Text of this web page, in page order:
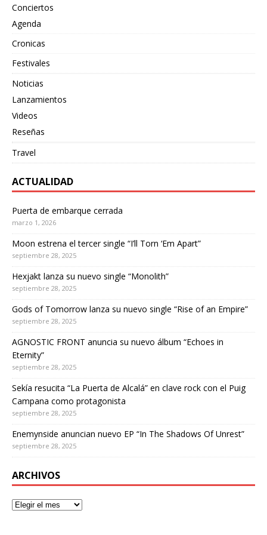
Conciertos
Agenda
Cronicas
Festivales
Noticias
Lanzamientos
Videos
Reseñas
Travel
ACTUALIDAD
Puerta de embarque cerrada
marzo 1, 2026
Moon estrena el tercer single “I’ll Torn ‘Em Apart”
septiembre 28, 2025
Hexjakt lanza su nuevo single “Monolith”
septiembre 28, 2025
Gods of Tomorrow lanza su nuevo single “Rise of an Empire”
septiembre 28, 2025
AGNOSTIC FRONT anuncia su nuevo álbum “Echoes in
Eternity”
septiembre 28, 2025
Sekía resucita “La Puerta de Alcalá” en clave rock con el Puig
Campana como protagonista
septiembre 28, 2025
Enemynside anuncian nuevo EP “In The Shadows Of Unrest”
septiembre 28, 2025
ARCHIVOS